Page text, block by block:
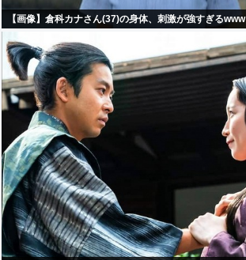
【画像】倉科カナさん(37)の身体、刺激が強すぎるwww